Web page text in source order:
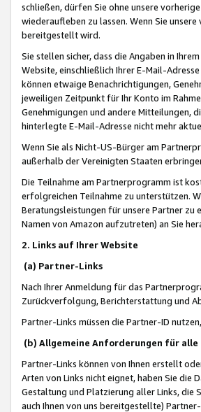
schließen, dürfen Sie ohne unsere
wiederaufleben zu lassen. Wenn Sie
bereitgestellt wird.
Sie stellen sicher, dass die Angaben in
Website, einschließlich Ihrer E-Mail-
können etwaige Benachrichtigungen,
jeweiligen Zeitpunkt für Ihr Konto im
Genehmigungen und andere Mitteilungen,
hinterlegte E-Mail-Adresse nicht mehr
Wenn Sie als Nicht-US-Bürger am
außerhalb der Vereinigten Staaten
Die Teilnahme am Partnerprogramm ist
erfolgreichen Teilnahme zu unterstützen.
Beratungsleistungen für unsere Partner zu
Namen von Amazon aufzutreten) an Sie
2. Links auf Ihrer Website
(a) Partner-Links
Nach Ihrer Anmeldung für das
Zurückverfolgung, Berichterstattung und
Partner-Links müssen die Partner-ID
(b) Allgemeine Anforderungen für
Partner-Links können von Ihnen erstellt
Arten von Links nicht eignet, haben Sie die
Gestaltung und Platzierung aller Links, die
auch Ihnen von uns bereitgestellte)